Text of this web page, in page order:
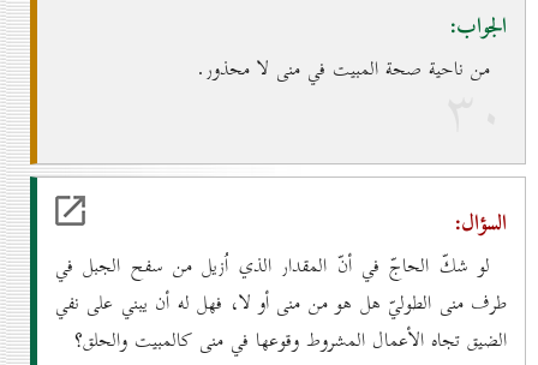
الجواب:
من ناحية صحة المبيت في منى لا محذور.
۳٠
السؤال:
لو شكّ الحاجّ في أنّ المقدار الذي اُزيل من سفح الجبل في
طرف منى الطوليّ هل هو من منى أو لا، فهل له أن يبني على نفي
الضيق تجاه الأعمال المشروط وقوعها في منى كالمبيت والحلق؟